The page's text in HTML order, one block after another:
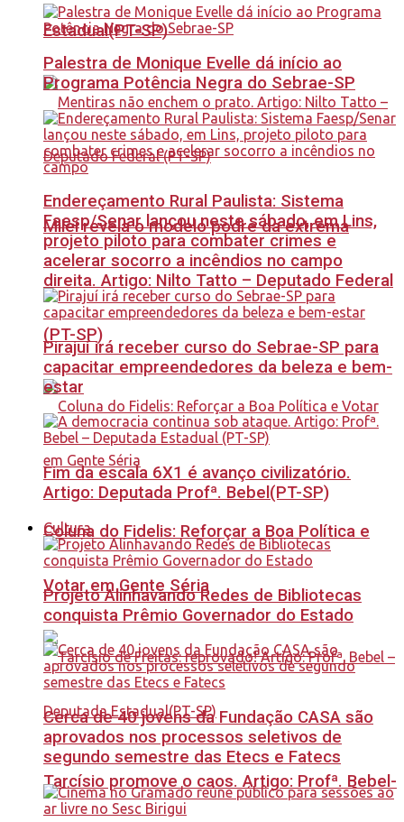
Estadual(PT-SP)
Milei revela o modelo podre da extrema
direita. Artigo: Nilto Tatto – Deputado Federal
(PT-SP)
Coluna do Fidelis: Reforçar a Boa Política e
Votar em Gente Séria
Tarcísio promove o caos. Artigo: Profª. Bebel-
Palestra de Monique Evelle dá início ao
Programa Potência Negra do Sebrae-SP
Endereçamento Rural Paulista: Sistema
Faesp/Senar lançou neste sábado, em Lins,
projeto piloto para combater crimes e
acelerar socorro a incêndios no campo
Pirajuí irá receber curso do Sebrae-SP para
capacitar empreendedores da beleza e bem-
estar
Fim da escala 6X1 é avanço civilizatório.
Artigo: Deputada Profª. Bebel(PT-SP)
Cultura
Projeto Alinhavando Redes de Bibliotecas
conquista Prêmio Governador do Estado
Cerca de 40 jovens da Fundação CASA são
aprovados nos processos seletivos de
segundo semestre das Etecs e Fatecs